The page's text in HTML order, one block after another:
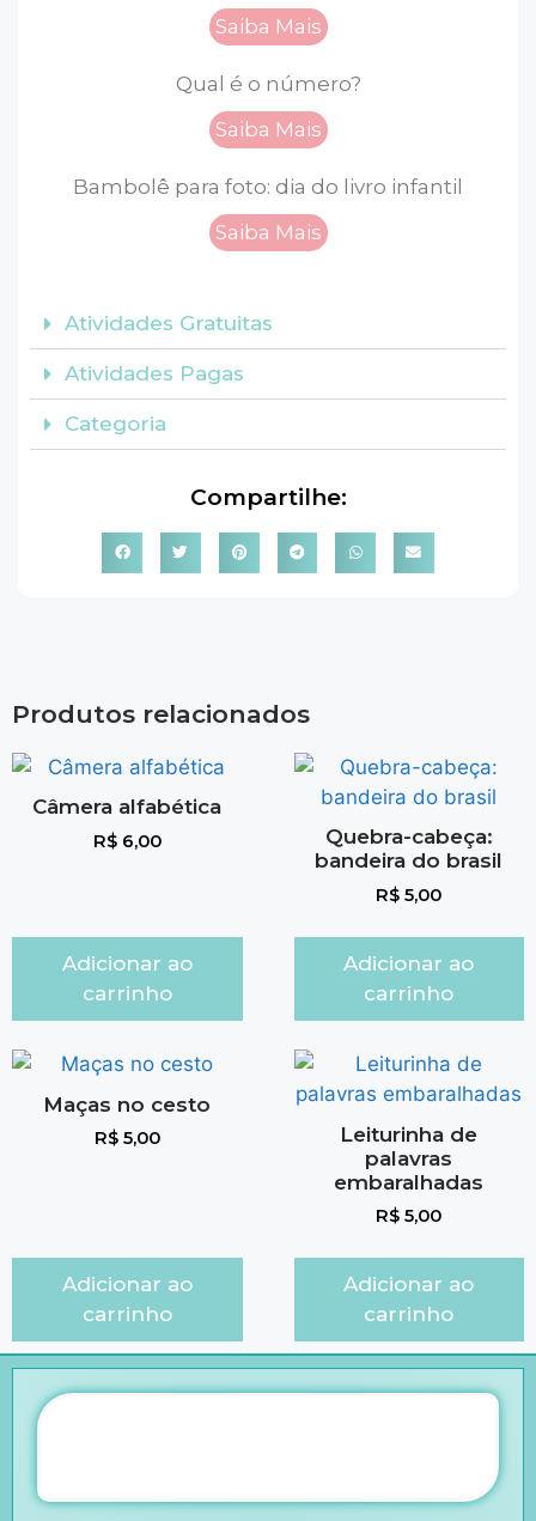
Saiba Mais
Qual é o número?
Saiba Mais
Bambolê para foto: dia do livro infantil
Saiba Mais
Atividades Gratuitas
Atividades Pagas
Categoria
Compartilhe:
Produtos relacionados
Câmera alfabética
R$6,00
Adicionar ao
carrinho
Quebra-cabeça:
bandeira do brasil
R$ 5,00
Adicionar ao
carrinho
Maças no cesto
R$5,00
Adicionar ao
carrinho
Leiturinha de
palavras
embaralhadas
R$ 5,00
Adicionar ao
carrinho